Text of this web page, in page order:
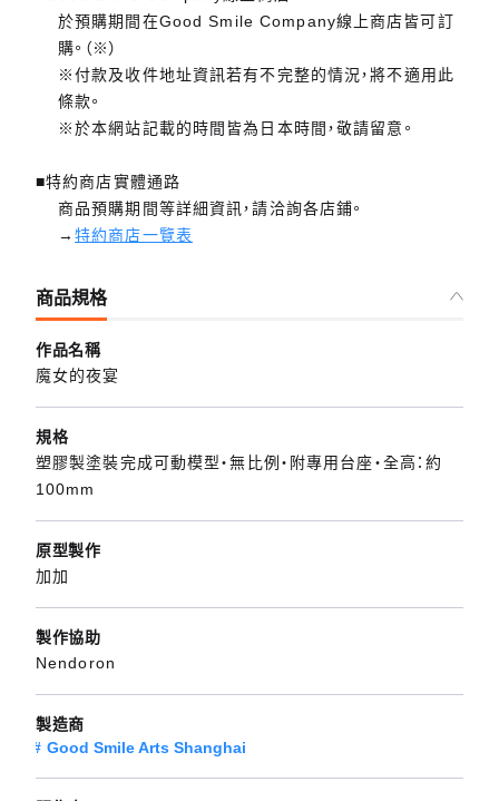
於預購期間在Good Smile Company線上商店皆可訂
購。（※）
※付款及收件地址資訊若有不完整的情況，將不適用此
條款。
※於本網站記載的時間皆為日本時間，敬請留意。
■特約商店實體通路
商品預購期間等詳細資訊，請洽詢各店鋪。
→特約商店一覽表
商品規格
作品名稱
魔女的夜宴
規格
塑膠製塗裝完成可動模型・無比例・附專用台座・全高：約
100mm
原型製作
加加
製作協助
Nendoron
製造商
Good Smile Arts Shanghai